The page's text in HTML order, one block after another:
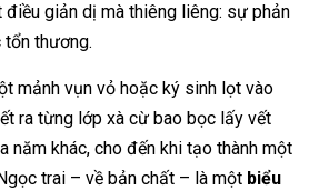
giản dị mà thiêng liêng: sự phản
thương.
mảnh vụn vỏ hoặc ký sinh lọt vào
ra từng lớp xà cừ bao bọc lấy vết
năm khác, cho đến khi tạo thành một
trai – về bản chất – là một biểu